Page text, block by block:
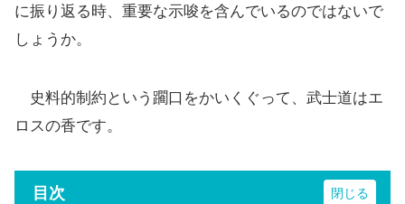
に振り返る時、重要な示唆を含んでいるのではないで
しょうか。
史料的制約という躙口をかいくぐって、武士道はエ
ロスの香です。
目次